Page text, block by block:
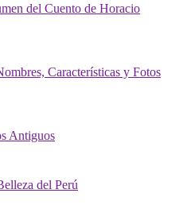
del Cuento de Horacio
Características y Fotos
Antiguos
del Perú